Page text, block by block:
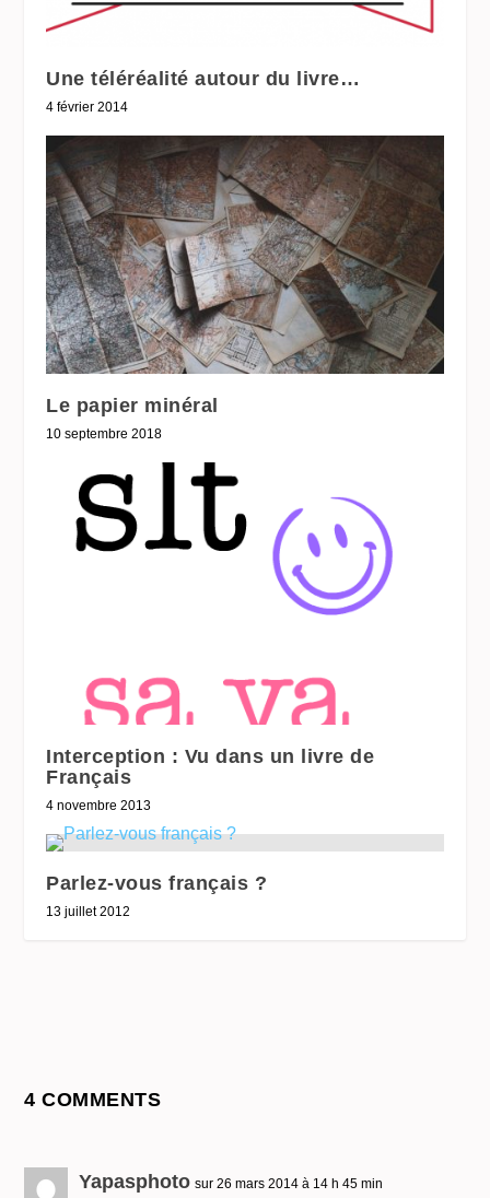
Une téléréalité autour du livre…
4 février 2014
Le papier minéral
10 septembre 2018
Interception : Vu dans un livre de
Français
4 novembre 2013
Parlez-vous français ?
13 juillet 2012
4 COMMENTS
Yapasphoto sur 26 mars 2014 à 14 h 45 min